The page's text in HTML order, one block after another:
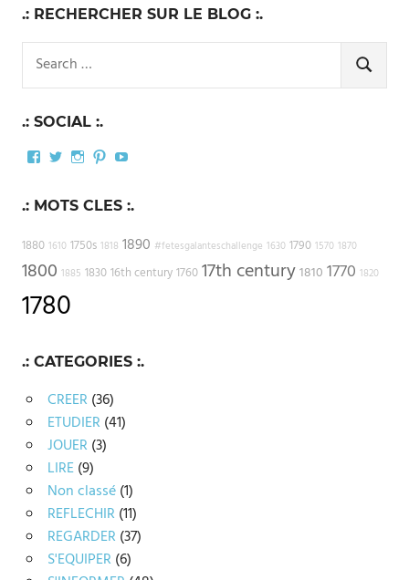
.: RECHERCHER SUR LE BLOG :.
Search
for:
SEARCH
.: SOCIAL :.
Facebook
TwitterInstagram
PinterestYouTube
.: MOTS CLES :.
1880 1610 1750s 1818 1890 #fetesgalanteschallenge 1630 1790 1570 1870
1800 1885 1830 16th century 1760 17th century1810 1770 1820
1780
.: CATEGORIES :.
CREER (36)
ETUDIER (41)
JOUER (3)
LIRE(9)
Non classé(1)
REFLECHIR (11)
REGARDER (37)
S'EQUIPER (6)